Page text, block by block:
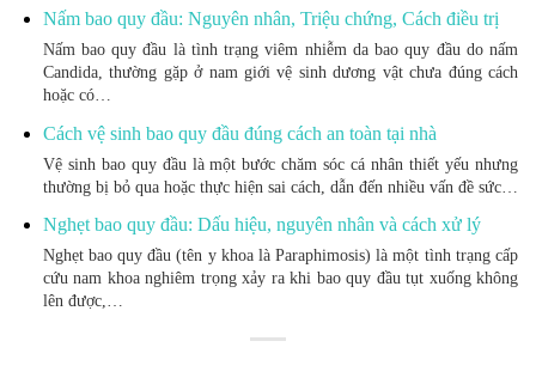
Nấm bao quy đầu: Nguyên nhân, Triệu chứng, Cách điều trị
Nấm bao quy đầu là tình trạng viêm nhiễm da bao quy đầu do nấm
Candida, thường gặp ở nam giới vệ sinh dương vật chưa đúng cách
hoặc có…
Cách vệ sinh bao quy đầu đúng cách an toàn tại nhà
Vệ sinh bao quy đầu là một bước chăm sóc cá nhân thiết yếu nhưng
thường bị bỏ qua hoặc thực hiện sai cách, dẫn đến nhiều vấn đề sức…
Nghẹt bao quy đầu: Dấu hiệu, nguyên nhân và cách xử lý
Nghẹt bao quy đầu (tên y khoa là Paraphimosis) là một tình trạng cấp
cứu nam khoa nghiêm trọng xảy ra khi bao quy đầu tụt xuống không
lên được,…